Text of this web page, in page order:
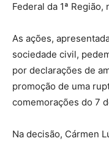
Federal da 1ª
As ações,
sociedade civil,
por declarações de
promoção de uma
comemorações do 7
Na decisão, Cármen